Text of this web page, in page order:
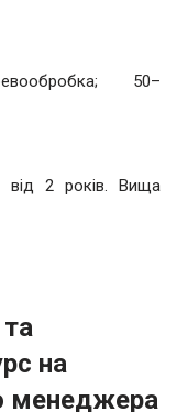
50–
від 2 років. Вища
на
менеджера